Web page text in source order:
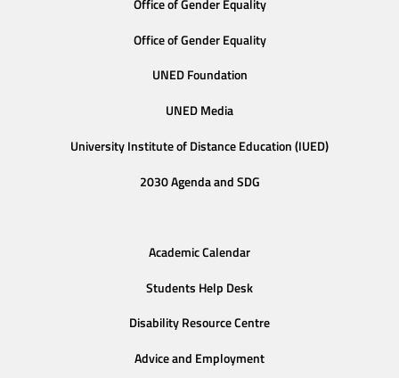
Office of Gender Equality
Office of Gender Equality
UNED Foundation
UNED Media
University Institute of Distance Education (IUED)
2030 Agenda and SDG
Academic Calendar
Students Help Desk
Disability Resource Centre
Advice and Employment